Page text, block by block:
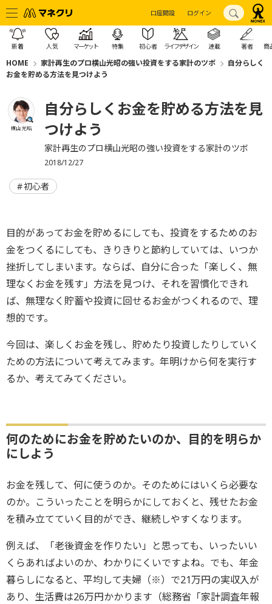
口座開設 ログイン
新着 人気 マーケット 特集 初心者 ライフデザイン 連載 著者 商
HOME 家計再生のプロ横山光昭の強い投資をする家計のツボ
自分らしく
お金を貯める方法を見つけよう
横山 光昭
自分らしくお金を貯める方法を見
つけよう
家計再生のプロ横山光昭の強い投資をする家計のツボ
2018/12/27
初心者
目的があってお金を貯めるにしても、投資をするためのお
金をつくるにしても、きりきりと節約していては、いつか
挫折してしまいます。ならば、自分に合った「楽しく、無
理なくお金を残す」方法を見つけ、それを習慣化できれ
ば、無理なく貯蓄や投資に回せるお金がつくれるので、理
想的です。
今回は、楽しくお金を残し、貯めたり投資したりしていく
ための方法について考えてみます。年明けから何を実行す
るか、考えてみてください。
何のためにお金を貯めたいのか、目的を明らか
にしよう
お金を残して、何に使うのか。そのためにはいくら必要な
のか。こういったことを明らかにしておくと、残せたお金
を積み立てていく目的ができ、継続しやすくなります。
例えば、「老後資金を作りたい」と思っても、いったいい
くらあればよいのか、わかりにくいですよね。でも、年金
暮らしになると、平均して夫婦（※）で21万円の実収入が
あり、生活費は26万円かかります（総務省「家計調査年報